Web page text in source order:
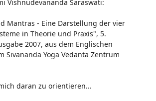
Vishnudevananda Saraswati:
Mantras - Eine Darstellung der vier
in Theorie und Praxis", 5.
2007, aus dem Englischen
Sivananda Yoga Vedanta Zentrum
daran zu orientieren...